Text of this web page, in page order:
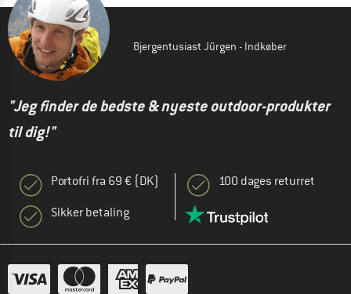
Bjergentusiast Jürgen - Indkøber
"Jeg finder de bedste & nyeste outdoor-produkter
til dig!"
Portofri fra 69 € (DK)
Sikker betaling
100 dages returret